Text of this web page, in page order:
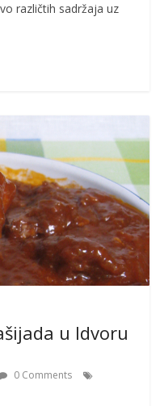
različtih sadržaja uz
u Idvoru
0 Comments